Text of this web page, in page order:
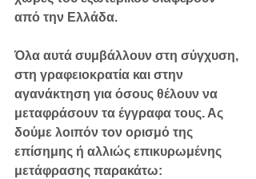
από την Ελλάδα.
Όλα αυτά συμβάλλουν στη σύγχυση,
στη γραφειοκρατία και στην
αγανάκτηση για όσους θέλουν να
μεταφράσουν τα έγγραφα τους. Ας
δούμε λοιπόν τον ορισμό της
επίσημης ή αλλιώς επικυρωμένης
μετάφρασης παρακάτω: